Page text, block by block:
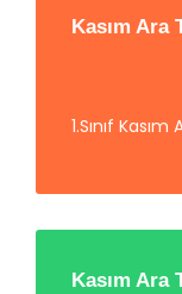
Kasım Ara
1.Sınıf
Kasım Ara